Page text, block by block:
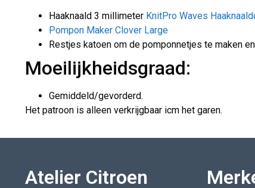
Haaknaald 3 millimeter KnitPro Waves
Pompon Maker Clover Large
Restjes katoen om de pomponnetjes te maken
Moeilijkheidsgraad:
Gemiddeld/gevorderd.
Het patroon is alleen verkrijgbaar icm het garen.
Atelier Citroen